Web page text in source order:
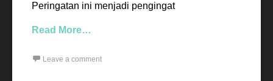
Peringatan ini menjadi pengingat
Read More…
Leave a comment